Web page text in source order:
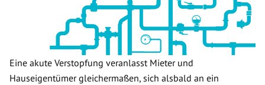
Eine akute Verstopfung veranlasst Mieter und
Hauseigentümer gleichermaßen, sich alsbald an ein